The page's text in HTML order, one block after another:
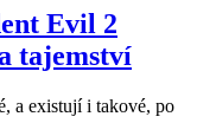
Evil 2
tajemství
a existují i ​​takové, po